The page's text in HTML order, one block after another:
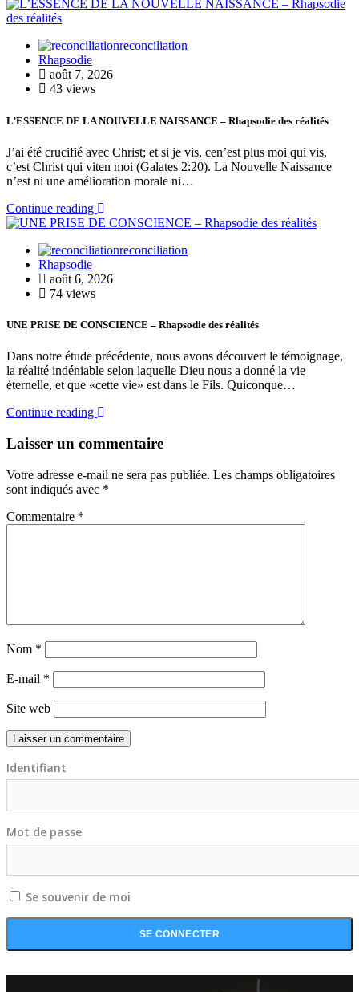
reconciliation
Rhapsodie
août 7, 2026
43 views
L’ESSENCE DE LA NOUVELLE NAISSANCE – Rhapsodie des réalités
J’ai été crucifié avec Christ; et si je vis, cen’est plus moi qui vis,
c’est Christ qui viten moi (Galates 2:20). La Nouvelle Naissance
n’est ni une amélioration morale ni…
Continue reading
reconciliation
Rhapsodie
août 6, 2026
74 views
UNE PRISE DE CONSCIENCE – Rhapsodie des réalités
Dans notre étude précédente, nous avons découvert le témoignage,
la réalité indéniable selon laquelle Dieu nous a donné la vie
éternelle, et que «cette vie» est dans le Fils. Quiconque…
Continue reading
Laisser un commentaire
Votre adresse e-mail ne sera pas publiée. Les champs obligatoires
sont indiqués avec *
Commentaire *
Nom *
E-mail *
Site web
Identifiant
Mot de passe
Se souvenir de moi